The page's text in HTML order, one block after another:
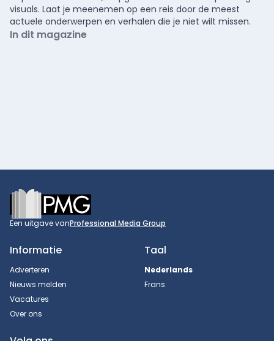
visuals. Laat je meenemen op een reis door de meest
actuele onderwerpen en verhalen die je niet wilt missen.
In dit magazine
Footer
Een uitgave vanProfessional Media Group
Informatie
Adverteren
Nieuws melden
Vacatures
Over ons
Taal
Nederlands
Frans